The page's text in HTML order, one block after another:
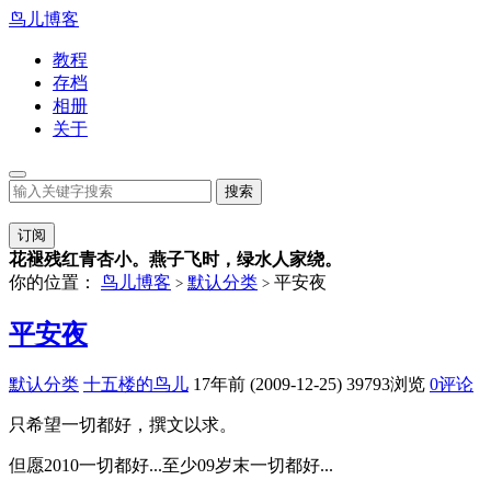
鸟儿博客
教程
存档
相册
关于
订阅
花褪残红青杏小。燕子飞时，绿水人家绕。
你的位置： 鸟儿博客 > 默认分类 > 平安夜
平安夜
默认分类 十五楼的鸟儿 17年前 (2009-12-25) 39793浏览 0评论
只希望一切都好，撰文以求。
但愿2010一切都好...至少09岁末一切都好...